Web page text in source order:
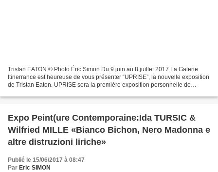
Tristan EATON © Photo Éric Simon Du 9 juin au 8 juillet 2017 La Galerie
Itinerrance est heureuse de vous présenter “UPRISE”, la nouvelle exposition
de Tristan Eaton. UPRISE sera la première exposition personnelle de
Expo Peint(ure Contemporaine:Ida TURSIC &
Wilfried MILLE «Bianco Bichon, Nero Madonna e
altre distruzioni liriche»
Publié le 15/06/2017 à 08:47
Par Eric SIMON